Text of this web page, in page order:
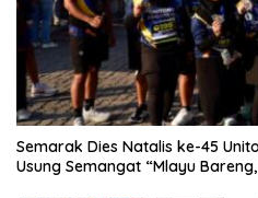
Semarak Dies Natalis ke-45
Usung Semangat “Mlayu